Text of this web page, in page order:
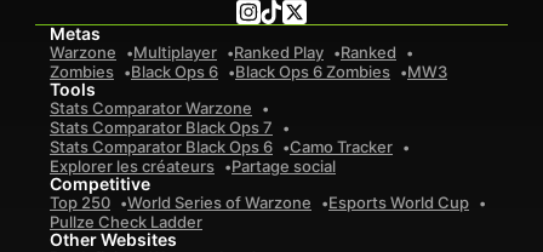
Metas
Warzone Multiplayer Ranked Play
Ranked
Zombies
Black Ops 6 Black Ops 6 Zombies MW3
Tools
Stats Comparator Warzone
Stats Comparator Black Ops 7
Stats Comparator Black Ops 6
Camo Tracker
Explorer les créateurs
Partage social
Competitive
Top 250 World Series of Warzone
Esports World Cup
Pullze Check Ladder
Other Websites